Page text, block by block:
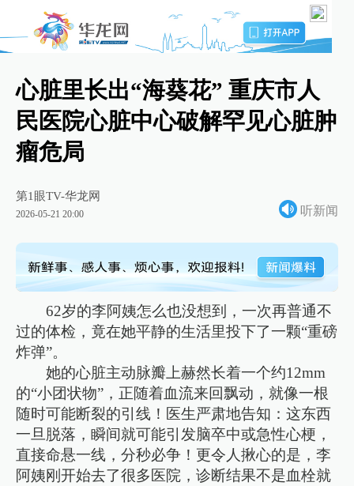
心脏里长出“海葵花” 重庆市人
民医院心脏中心破解罕见心脏肿
瘤危局
第1眼TV-华龙网
2026-05-21 20:00 听新闻
62岁的李阿姨怎么也没想到，一次再普通不
过的体检，竟在她平静的生活里投下了一颗“重磅
炸弹”。
她的心脏主动脉瓣上赫然长着一个约12mm
的“小团状物”，正随着血流来回飘动，就像一根
随时可能断裂的引线！医生严肃地告知：这东西
一旦脱落，瞬间就可能引发脑卒中或急性心梗，
直接命悬一线，分秒必争！更令人揪心的是，李
阿姨刚开始去了很多医院，诊断结果不是血栓就